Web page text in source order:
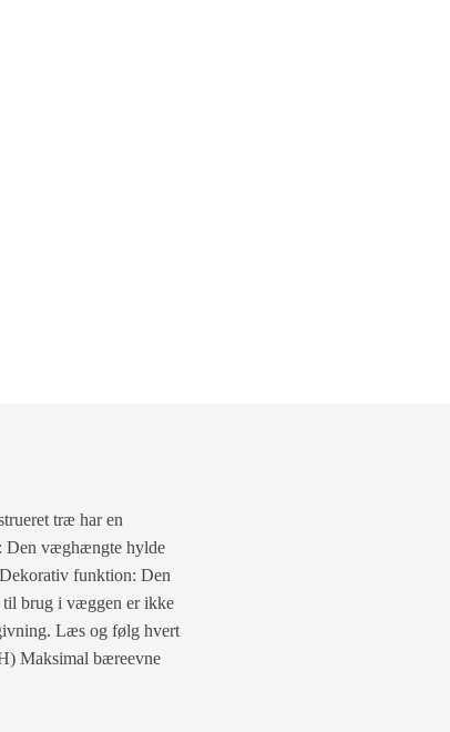
træ har en
Den væghængte hylde
Dekorativ funktion: Den
brug i væggen er ikke
Læs og følg hvert
Maksimal bæreevne